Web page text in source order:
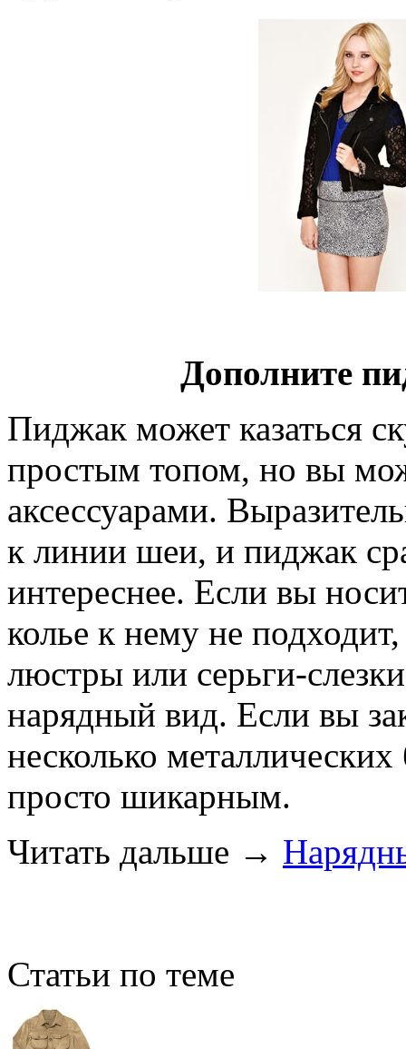
Дополните
Пиджак может казаться
простым топом, но вы
аксессуарами.
к линии шеи, и пиджак
интереснее. Если вы
колье к нему не
люстры или серьги-
нарядный вид. Если вы
несколько
просто шикарным.
Читать дальше →
Статьи по теме